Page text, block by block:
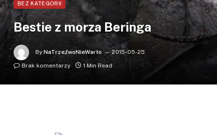
BEZ KATEGORII
Bestie z morza Beringa
By NaTrzeźwoNieWarto
2015-05-25
Brak komentarzy
1 Min Read